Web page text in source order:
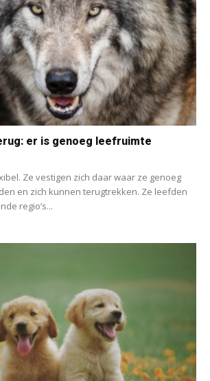
er is genoeg leefruimte
Ze vestigen zich daar waar ze genoeg
en zich kunnen terugtrekken. Ze leefden
regio’s...